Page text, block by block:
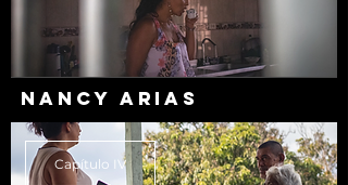
NANCY ARIAS
Capítulo IV